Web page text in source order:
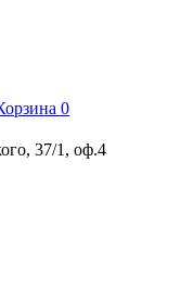
0
37/1, оф.4